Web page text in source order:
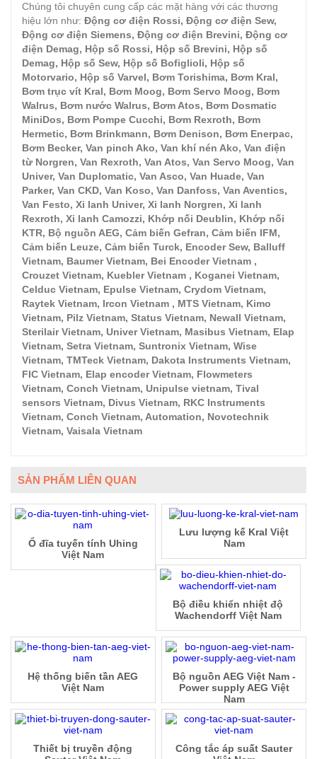
Chúng tôi chuyên cung cấp các mặt hàng với các thương
hiệu lớn như: Động cơ điện Rossi, Động cơ điện Sew,
Động cơ điện Siemens, Động cơ điện Brevini, Động cơ
điện Demag, Hộp số Rossi, Hộp số Brevini, Hộp số
Demag, Hộp số Sew, Hộp số Bofiglioli, Hộp số
Motorvario, Hộp số Varvel, Bơm Torishima, Bơm Kral,
Bơm trục vít Kral, Bơm Moog, Bơm Servo Moog, Bơm
Walrus, Bơm nước Walrus, Bơm Atos, Bơm Dosmatic
MiniDos, Bơm Pompe Cucchi, Bơm Rexroth, Bơm
Hermetic, Bơm Brinkmann, Bơm Denison, Bơm Enerpac,
Bơm Becker, Van pinch Ako, Van khí nén Ako, Van điện
từ Norgren, Van Rexroth, Van Atos, Van Servo Moog, Van
Univer, Van Duplomatic, Van Asco, Van Huade, Van
Parker, Van CKD, Van Koso, Van Danfoss, Van Aventics,
Van Festo, Xi lanh Univer, Xi lanh Norgren, Xi lanh
Rexroth, Xi lanh Camozzi, Khớp nối Deublin, Khớp nối
KTR, Bộ nguồn AEG, Cảm biến Gefran, Cảm biến IFM,
Cảm biến Leuze, Cảm biến Turck, Encoder Sew, Balluff
Vietnam, Baumer Vietnam, Bei Encoder Vietnam ,
Crouzet Vietnam, Kuebler Vietnam , Koganei Vietnam,
Celduc Vietnam, Epulse Vietnam, Crydom Vietnam,
Raytek Vietnam, Ircon Vietnam , MTS Vietnam, Kimo
Vietnam, Pilz Vietnam, Status Vietnam, Newall Vietnam,
Sterilair Vietnam, Univer Vietnam, Masibus Vietnam, Elap
Vietnam, Setra Vietnam, Suntronix Vietnam, Wise
Vietnam, TMTeck Vietnam, Dakota Instruments Vietnam,
FIC Vietnam, Elap encoder Vietnam, Flowmeters
Vietnam, Conch Vietnam, Unipulse vietnam, Tival
sensors Vietnam, Divus Vietnam, RKC Instruments
Vietnam, Conch Vietnam, Automation, Novotechnik
Vietnam, Vaisala Vietnam
SẢN PHẨM LIÊN QUAN
Ổ đĩa tuyến tính Uhing
Việt Nam
Lưu lượng kế Kral Việt
Nam
Bộ điều khiển nhiệt độ
Wachendorff Việt Nam
Bộ nguồn AEG Việt Nam -
Power supply AEG Việt
Nam
Hệ thống biến tần AEG
Việt Nam
Công tắc áp suất Sauter
Thiết bị truyền động